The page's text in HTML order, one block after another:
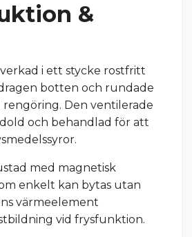
&
i ett stycke rostfritt
botten och rundade
Den ventilerade
och behandlad för att
med magnetisk
enkelt kan bytas utan
värmeelement
vid frysfunktion.